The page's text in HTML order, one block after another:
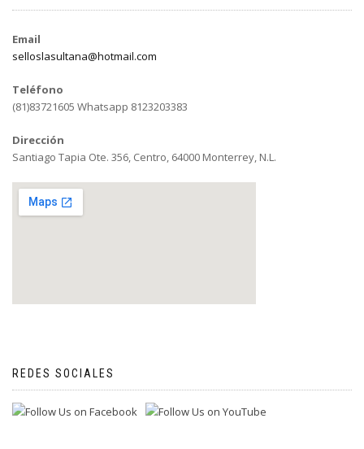
Email
selloslasultana@hotmail.com
Teléfono
(81)83721605 Whatsapp 8123203383
Dirección
Santiago Tapia Ote. 356, Centro, 64000 Monterrey, N.L.
REDES SOCIALES